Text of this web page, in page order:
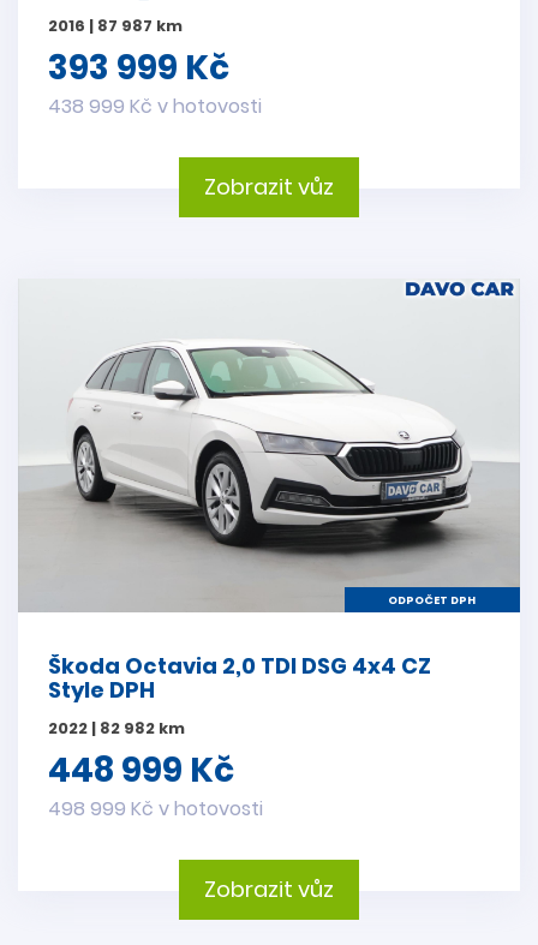
2016 | 87 987 km
393 999 Kč
438 999 Kč v hotovosti
Zobrazit vůz
ODPOČET DPH
Škoda Octavia 2,0 TDI DSG 4x4 CZ
Style DPH
2022 | 82 982 km
448 999 Kč
498 999 Kč v hotovosti
Zobrazit vůz